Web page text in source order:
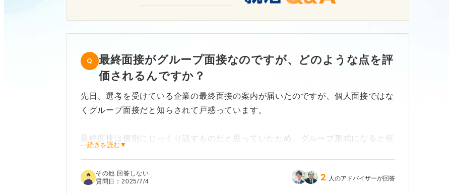
最終面接がグループ面接なのですが、どのような点を評
価されるんですか？
先日、選考を受けている企業の最終面接の案内が届いたのですが、個人面接ではな
くグループ面接だと知らされて戸惑っています。
最終面接は個別にじっくり話すものだと思っていたため、グループ形式になると何
最終面接でグループ面接を実施する企業は、どのような意図をあるのでしょうか？
⋯続きを読む▼
その他 回答しない
質問日：2025/7/4 2 人のアドバイザーが回答